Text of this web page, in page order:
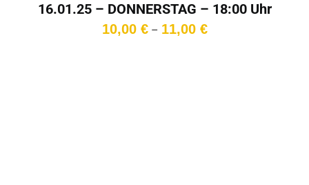
16.01.25 – DONNERSTAG – 18:00 Uhr
10,00 € – 11,00 €Preisspanne: